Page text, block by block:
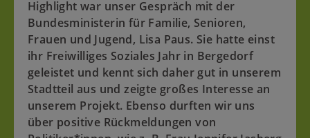
Highlight war unser Gespräch mit der
Bundesministerin für Familie, Senioren,
Frauen und Jugend, Lisa Paus. Sie hatte einst
ihr Freiwilliges Soziales Jahr in Bergedorf
geleistet und kennt sich daher gut in unserem
Stadtteil aus und zeigte großes Interesse an
unserem Projekt. Ebenso durften wir uns
über positive Rückmeldungen von